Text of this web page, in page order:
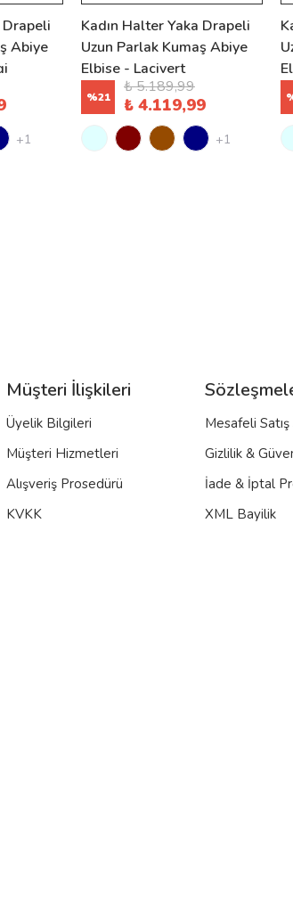
Drapeli
Abiye
+1
Kadın Halter Yaka Drapeli
Uzun Parlak Kumaş Abiye
Elbise - Lacivert
%21
₺ 5.189,99
₺ 4.119,99
+1
Müşteri İlişkileri
Üyelik Bilgileri
Müşteri Hizmetleri
Alışveriş Prosedürü
KVKK
Mesafeli
Gizlilik &
İade & İptal
XML Bayilik